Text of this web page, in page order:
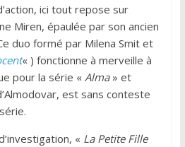
ici tout repose sur
Miren, épaulée par son ancien
duo formé par Milena Smit et
« ) fonctionne à merveille à
pour la série « Alma» et
est sans conteste
« La Petite Fille